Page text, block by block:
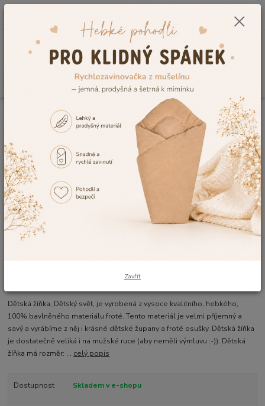
0,00 Kč
Kojenecké potřeby Koupání miminka Dětské žíňky
Dětská
froté žíňka Dětský svět zelená-máta
Dětská froté žíňka Dětský svět
zelená-máta
TOP produkt
Dětská žíňka, Dětský svět, je vyrobená z vysoce kvalitního, hebkého,
100% bavlněného materiálu froté. Tento materiál je velmi příjemný a
savý a vyrábíme z něj i krásné dětské župany a froté osušky. Dětská žíňka
je dostatečně veliká i na mužské ruce (aby neměli výmluvu :-)). Dětská
žíňka má rozměr: ... celý popis
Dostupnost Skladem v e-shopu
Zavřít